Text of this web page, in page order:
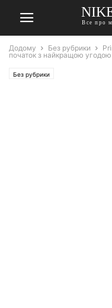
Все про
Додому Без рубрики
початок з найкращою угодою
Без рубрики